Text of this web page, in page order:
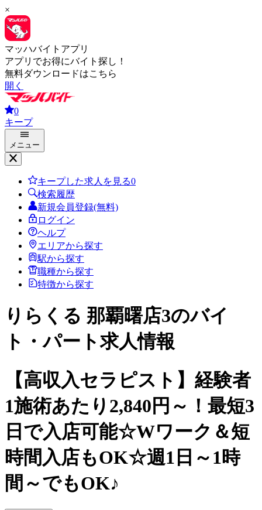
×
マッハバイトアプリ
アプリでお得にバイト探し！
無料ダウンロードはこちら
開く
0
キープ
メニュー
キープした求人を見る0
検索履歴
新規会員登録(無料)
ログイン
ヘルプ
エリアから探す
駅から探す
職種から探す
特徴から探す
りらくる 那覇曙店3のバイ
ト・パート求人情報
【高収入セラピスト】経験者
1施術あたり2,840円～！最短3
日で入店可能☆Wワーク＆短
時間入店もOK☆週1日～1時
間～でもOK♪